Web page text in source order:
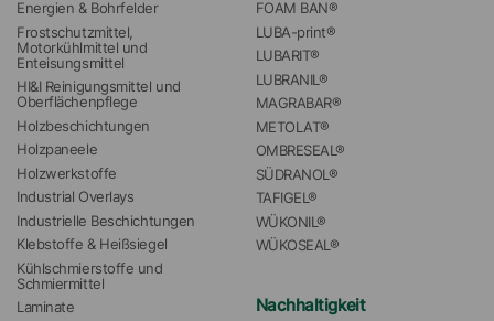
Energien & Bohrfelder
Frostschutzmittel,
Motorkühlmittel und
Enteisungsmittel
HI&I Reinigungsmittel und
Oberflächenpflege
Holzbeschichtungen
Holzpaneele
Holzwerkstoffe
Industrial Overlays
Industrielle Beschichtungen
Klebstoffe & Heißsiegel
Kühlschmierstoffe und
Schmiermittel
Laminate
FOAM BAN®
LUBA-print®
LUBARIT®
LUBRANIL®
MAGRABAR®
METOLAT®
OMBRESEAL®
SÜDRANOL®
TAFIGEL®
WÜKONIL®
WÜKOSEAL®
Nachhaltigkeit